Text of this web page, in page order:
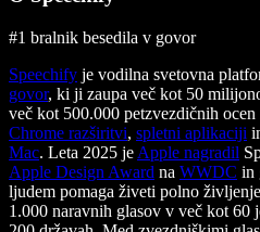
#1 bralnik besedila v govor
Speechify je vodilna svetovna
govor, ki ji zaupa več kot 50
več kot 500.000 petzvezdičnih ocen
Chrome razširitvi, spletni aplikaciji
Mac. Leta 2025 je Apple nagradil
Apple Design Award na WWDC in
ljudem pomaga živeti polno
1.000 naravnih glasov v več kot 60